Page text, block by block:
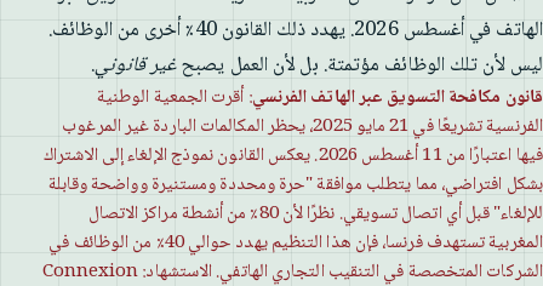
الهاتف في أغسطس 2026. يهدد ذلك القانون 40٪ أخرى من الوظائف.
ليس لأن تلك الوظائف مؤتمتة. بل لأن العمل يصبحغير قانوني.
قانون مكافحة التسويق عبر الهاتف الفرنسي: أقرت الجمعية الوطنية
الفرنسية تشريعًا في 21 مايو 2025، يحظر المكالمات الباردة غير المرغوب
فيها اعتبارًا من 11 أغسطس 2026. يعكس القانون نموذج الإلغاء إلى الاشتراك
بشكل افتراضي، مما يتطلب موافقة "حرة ومحددة ومستنيرة وواضحة وقابلة
للإلغاء" قبل أي اتصال تسويقي. نظرًا لأن 80٪ من أنشطة مراكز الاتصال
المغربية تستهدف فرنسا، فإن هذا التنظيم يهدد حوالي 40٪ من الوظائف في
الشركات المتخصصة في التنقيب التجاري الهاتفي. الاستشهاد: Connexion